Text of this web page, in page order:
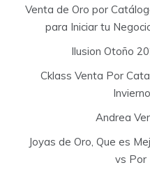
Venta de Oro por
para Iniciar tu
Ilusion Otoño
Cklass Venta Por
Andrea
Joyas de Oro, Que es
vs Por